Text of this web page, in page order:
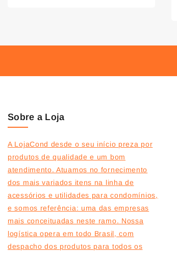
Sobre a Loja
A LojaCond desde o seu início preza por
produtos de qualidade e um bom
atendimento. Atuamos no fornecimento
dos mais variados itens na linha de
acessórios e utilidades para condomínios,
e somos referência: uma das empresas
mais conceituadas neste ramo. Nossa
logística opera em todo Brasil, com
despacho dos produtos para todos os